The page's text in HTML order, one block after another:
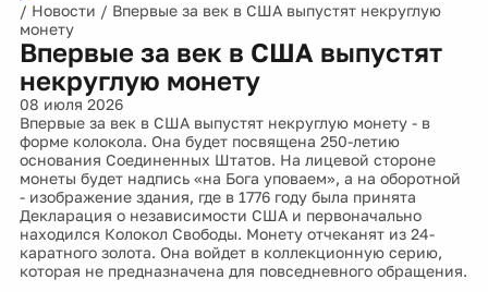
/ Новости / Впервые за век в США выпустят некруглую
монету
Впервые за век в США выпустят
некруглую монету
08 июля 2026
Впервые за век в США выпустят некруглую монету - в
форме колокола. Она будет посвящена 250-летию
основания Соединенных Штатов. На лицевой стороне
монеты будет надпись «на Бога уповаем», а на оборотной
- изображение здания, где в 1776 году была принята
Декларация о независимости США и первоначально
находился Колокол Свободы. Монету отчеканят из 24-
каратного золота. Она войдет в коллекционную серию,
которая не предназначена для повседневного обращения.